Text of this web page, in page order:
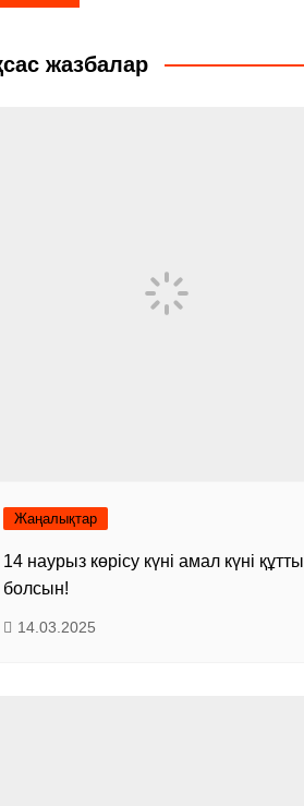
жазбалар
Жаңалықтар
14 наурыз көрісу күні амал күні құтты
болсын!
14.03.2025